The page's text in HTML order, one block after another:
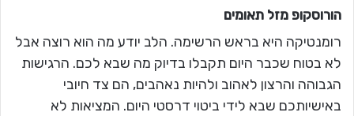
הורוסקופ מזל תאומים
רומנטיקה היא בראש הרשימה. הלב יודע מה הוא רוצה אבל
לא בטוח שכבר היום תקבלו בדיוק מה שבא לכם. הרגישות
הגבוהה והרצון לאהוב ולהיות נאהבים, הם צד חיובי
באישיותכם שבא לידי ביטוי דרסטי היום. המציאות לא